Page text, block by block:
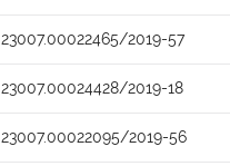
23007.00022465/2019-57
23007.00024428/2019-18
23007.00022095/2019-56